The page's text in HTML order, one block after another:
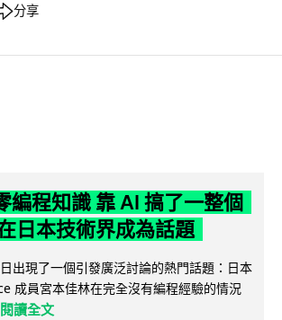
分享
編程知識 靠 AI 搞了一整個
日本技術界成為話題
出現了一個引發廣泛討論的熱門話題：日本
成員宮本佳林在完全沒有編程經驗的情況
閱讀全文